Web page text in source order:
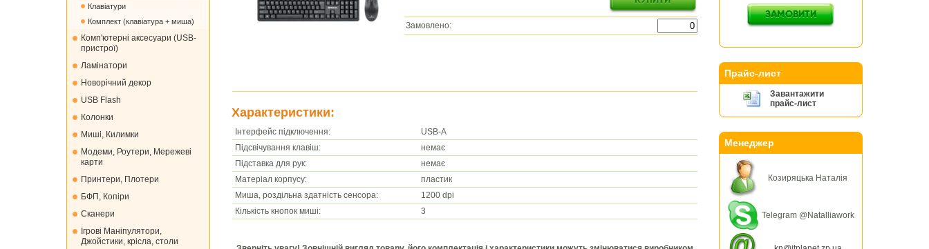
Клавіатури
Комплект (клавіатура + миша)
Комп'ютерні аксесуари (USB-
пристрої)
Ламінатори
Новорічний декор
USB Flash
Колонки
Миші, Килимки
Модеми, Роутери, Мережеві
карти
Принтери, Плотери
БФП, Копіри
Сканери
Ігрові Маніпулятори,
Джойстики, крісла, столи
Замовлено:
Характеристики:
Інтерфейс підключення:
USB-A
Підсвічування клавіш:
немає
Підставка для рук:
немає
Матеріал корпусу:
пластик
Миша, роздільна здатність сенсора:
1200 dpi
Кількість кнопок миші:
3
Прайс-лист
Завантажити
прайс-лист
Менеджер
Козиряцька Наталія
Telegram @Natalliawork